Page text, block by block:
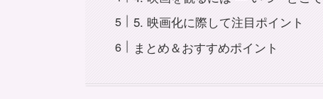
5. 映画化に際して注目ポイント
まとめ＆おすすめポイント